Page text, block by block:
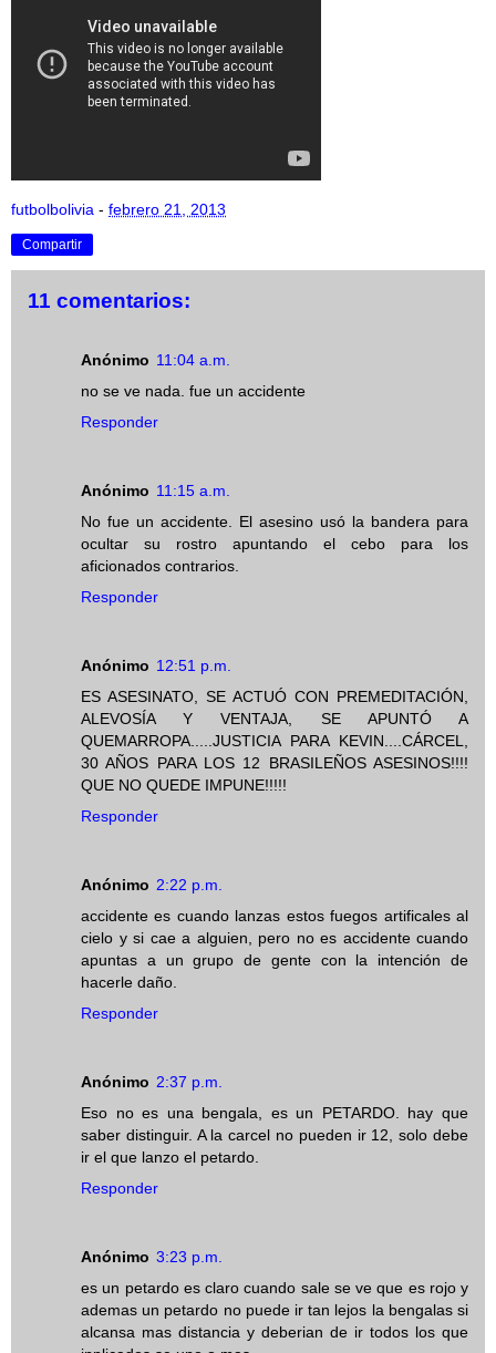
futbolbolivia - febrero 21, 2013
Compartir
11 comentarios:
Anónimo 11:04 a.m.
no se ve nada. fue un accidente
Responder
Anónimo 11:15 a.m.
No fue un accidente. El asesino usó la bandera para
ocultar su rostro apuntando el cebo para los
aficionados contrarios.
Responder
Anónimo 12:51 p.m.
ES ASESINATO, SE ACTUÓ CON PREMEDITACIÓN,
ALEVOSÍA Y VENTAJA, SE APUNTÓ A
QUEMARROPA.....JUSTICIA PARA KEVIN....CÁRCEL,
30 AÑOS PARA LOS 12 BRASILEÑOS ASESINOS!!!!
QUE NO QUEDE IMPUNE!!!!!
Responder
Anónimo 2:22 p.m.
accidente es cuando lanzas estos fuegos artificales al
cielo y si cae a alguien, pero no es accidente cuando
apuntas a un grupo de gente con la intención de
hacerle daño.
Responder
Anónimo 2:37 p.m.
Eso no es una bengala, es un PETARDO. hay que
saber distinguir. A la carcel no pueden ir 12, solo debe
ir el que lanzo el petardo.
Responder
Anónimo 3:23 p.m.
es un petardo es claro cuando sale se ve que es rojo y
ademas un petardo no puede ir tan lejos la bengalas si
alcansa mas distancia y deberian de ir todos los que